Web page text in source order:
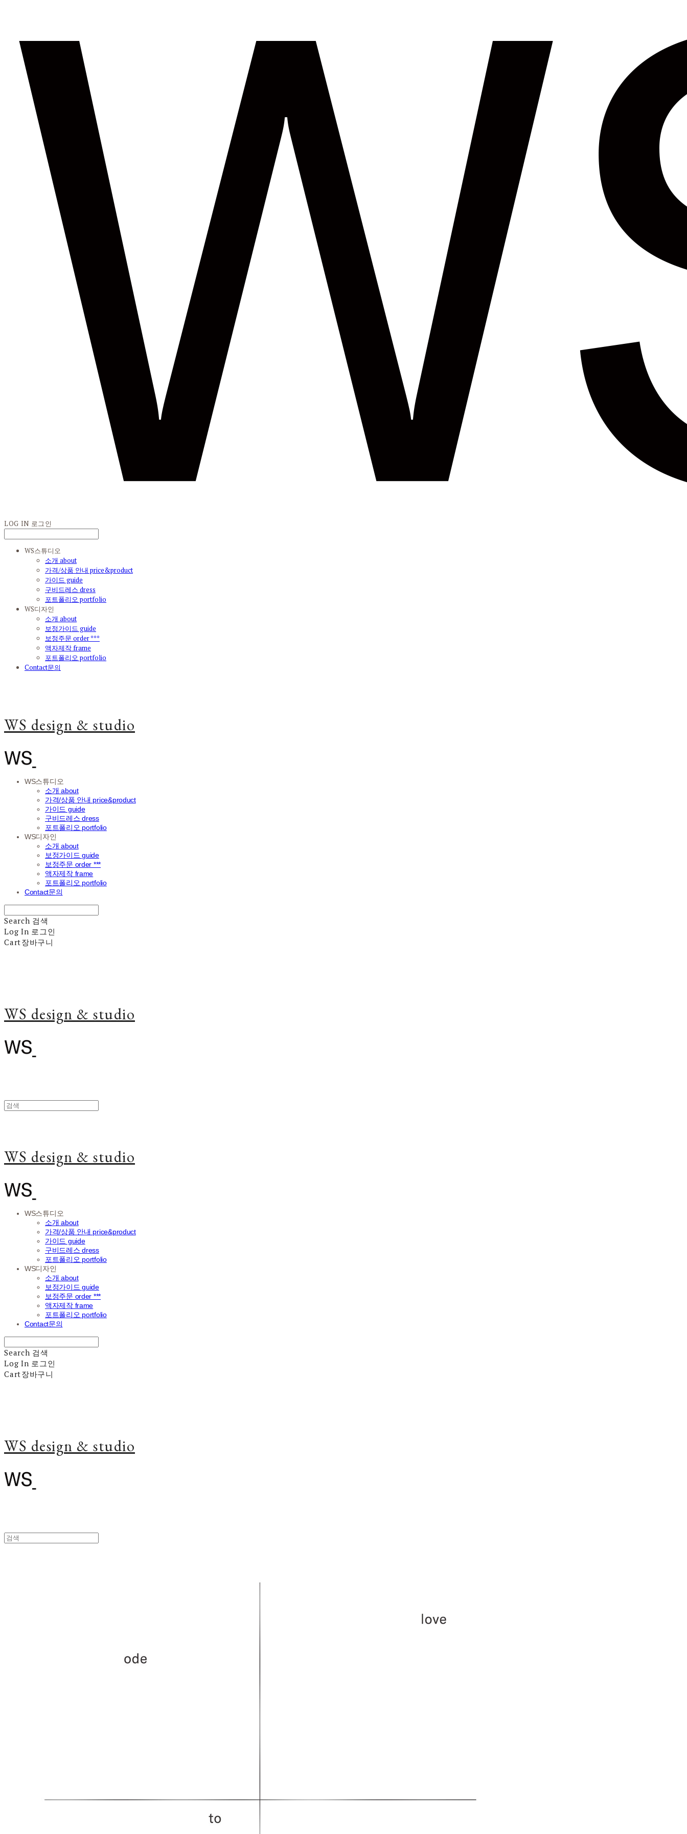
LOG IN 로그인
WS스튜디오
소개 about
가격/상품 안내 price&product
가이드 guide
구비드레스 dress
포트폴리오 portfolio
WS디자인
소개 about
보정가이드 guide
보정주문 order ***
액자제작 frame
포트폴리오 portfolio
Contact문의
WS design & studio
WS스튜디오
소개 about
가격/상품 안내 price&product
가이드 guide
구비드레스 dress
포트폴리오 portfolio
WS디자인
소개 about
보정가이드 guide
보정주문 order ***
액자제작 frame
포트폴리오 portfolio
Contact문의
Search 검색
Log In 로그인
Cart장바구니
WS design & studio
WS design & studio
WS스튜디오
소개 about
가격/상품 안내 price&product
가이드 guide
구비드레스 dress
포트폴리오 portfolio
WS디자인
소개 about
보정가이드 guide
보정주문 order ***
액자제작 frame
포트폴리오 portfolio
Contact문의
Search 검색
Log In 로그인
Cart장바구니
WS design & studio